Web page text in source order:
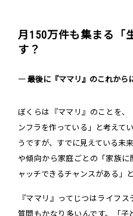
月150万件も集まる「
す？
― 最後に『ママリ』のこれから
ぼくらは『ママリ』のことを
ンフラを作っている」と考えて
うですが、すでに見えている未
や傾向から家庭ごとの「家族
ャッチできるチャンスがある」
『ママリ』ってじつはライフ
質問もかなり多いんです。「